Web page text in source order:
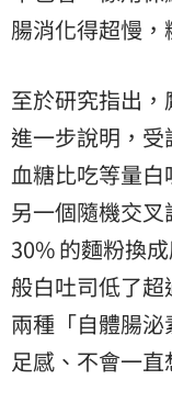
腸消化得超慢，
至於研究指出
進一步說明，
血糖比吃等量白
另一個隨機交
30% 的麵粉換
般白吐司低了超
兩種「自體腸
足感、不會一直